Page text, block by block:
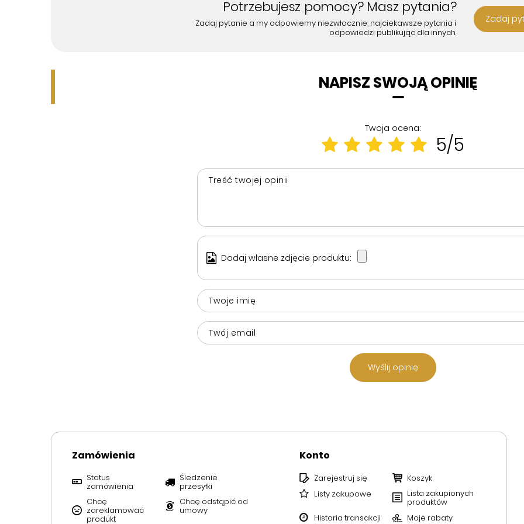
Potrzebujesz pomocy? Masz pytania?
Zadaj pytanie a my odpowiemy niezwłocznie, najciekawsze pytania i
odpowiedzi publikując dla innych.
Zadaj
NAPISZ SWOJĄ OPINIĘ
Twoja ocena:
5/5
Treść twojej opinii
Dodaj własne zdjęcie produktu:
Twoje imię
Twój email
Wyślij opinię
Zamówienia
Status
zamówienia
Śledzenie
przesyłki
Chcę
zareklamować
produkt
Chcę odstąpić od
umowy
Konto
Zarejestruj się
Koszyk
Listy zakupowe
Lista zakupionych
produktów
Historia transakcji
Moje rabaty